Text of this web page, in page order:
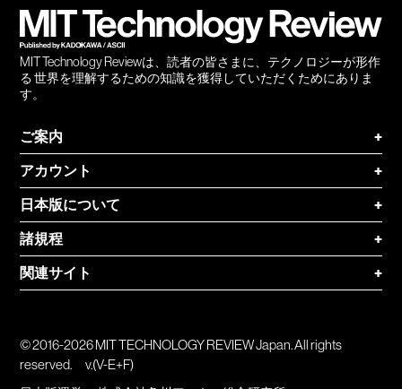
MIT Technology Reviewは、読者の皆さまに、テクノロジーが形作
る 世界を理解するための知識を獲得していただくためにありま
す。
ご案内
+
アカウント
+
日本版について
+
諸規程
+
関連サイト
+
© 2016-2026 MIT TECHNOLOGY REVIEW Japan. All rights
reserved.
v.(V-E+F)